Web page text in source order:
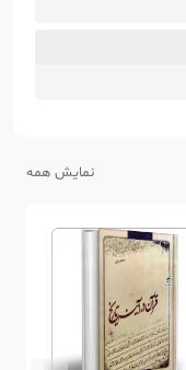
نمایش همه